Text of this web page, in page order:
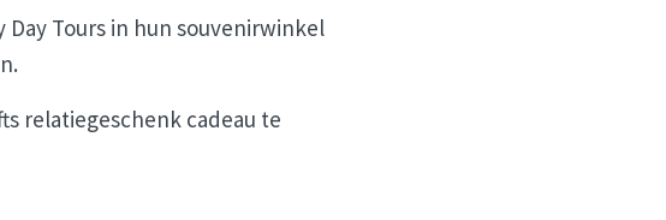
Day Tours in hun souvenirwinkel
relatiegeschenk cadeau te